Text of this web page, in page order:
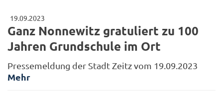
19.09.2023
Ganz Nonnewitz gratuliert zu 100
Jahren Grundschule im Ort
Pressemeldung der Stadt Zeitz vom 19.09.2023
Mehr